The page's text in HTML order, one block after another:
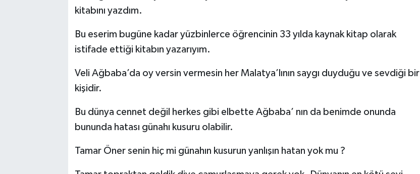
kitabını yazdım.
Bu eserim bugüne kadar yüzbinlerce öğrencinin 33 yılda kaynak kitap olarak
istifade ettiği kitabın yazarıyım.
Veli Ağbaba’da oy versin vermesin her Malatya’lının saygı duyduğu ve sevdiği bir
kişidir.
Bu dünya cennet değil herkes gibi elbette Ağbaba’ nın da benimde onunda
bununda hatası günahı kusuru olabilir.
Tamar Öner senin hiç mi günahın kusurun yanlışın hatan yok mu ?